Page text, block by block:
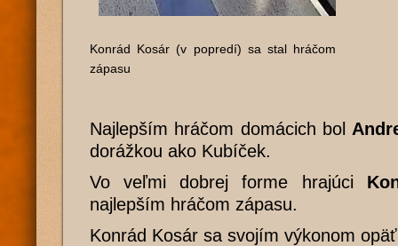
Konrád Kosár (v popredí) sa stal hráčom
zápasu
Najlepším hráčom domácich bol
dorážkou ako Kubíček.
Vo veľmi dobrej forme hrajúci
najlepším hráčom zápasu.
Konrád Kosár sa svojím výkonom